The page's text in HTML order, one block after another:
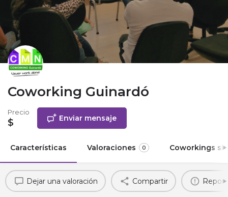
Coworking Guinardó
Precio
$ Enviar mensaje
Características Valoraciones 0 Coworkings
Dejar una valoración Compartir